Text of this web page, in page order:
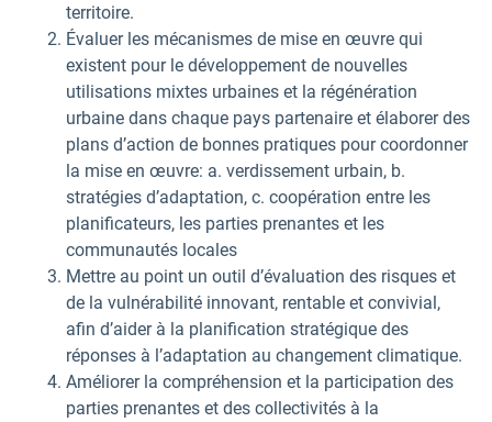
territoire.
Évaluer les mécanismes de mise en œuvre qui
existent pour le développement de nouvelles
utilisations mixtes urbaines et la régénération
urbaine dans chaque pays partenaire et élaborer des
plans d’action de bonnes pratiques pour coordonner
la mise en œuvre: a. verdissement urbain, b.
stratégies d’adaptation, c. coopération entre les
planificateurs, les parties prenantes et les
communautés locales
Mettre au point un outil d’évaluation des risques et
de la vulnérabilité innovant, rentable et convivial,
afin d’aider à la planification stratégique des
réponses à l’adaptation au changement climatique.
Améliorer la compréhension et la participation des
parties prenantes et des collectivités à la